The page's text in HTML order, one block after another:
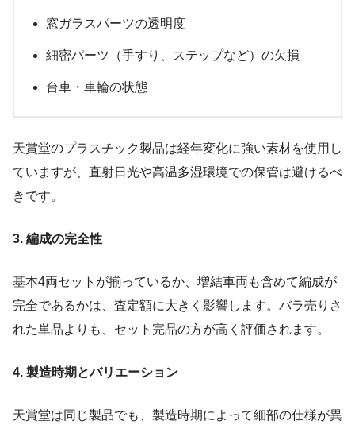
窓ガラスパーツの透明度
細密パーツ（手すり、ステップなど）の欠損
台車・車輪の状態
天賞堂のプラスチック製品は経年変化に強い素材を使用し
ていますが、直射日光や高温多湿環境での保管は避けるべ
きです。
3. 編成の完全性
基本4両セットが揃っているか、増結車両も含めて編成が
完全であるかは、査定額に大きく影響します。バラ売りさ
れた単品よりも、セット完品の方が高く評価されます。
4. 製造時期とバリエーション
天賞堂は同じ製品でも、製造時期によって細部の仕様が異